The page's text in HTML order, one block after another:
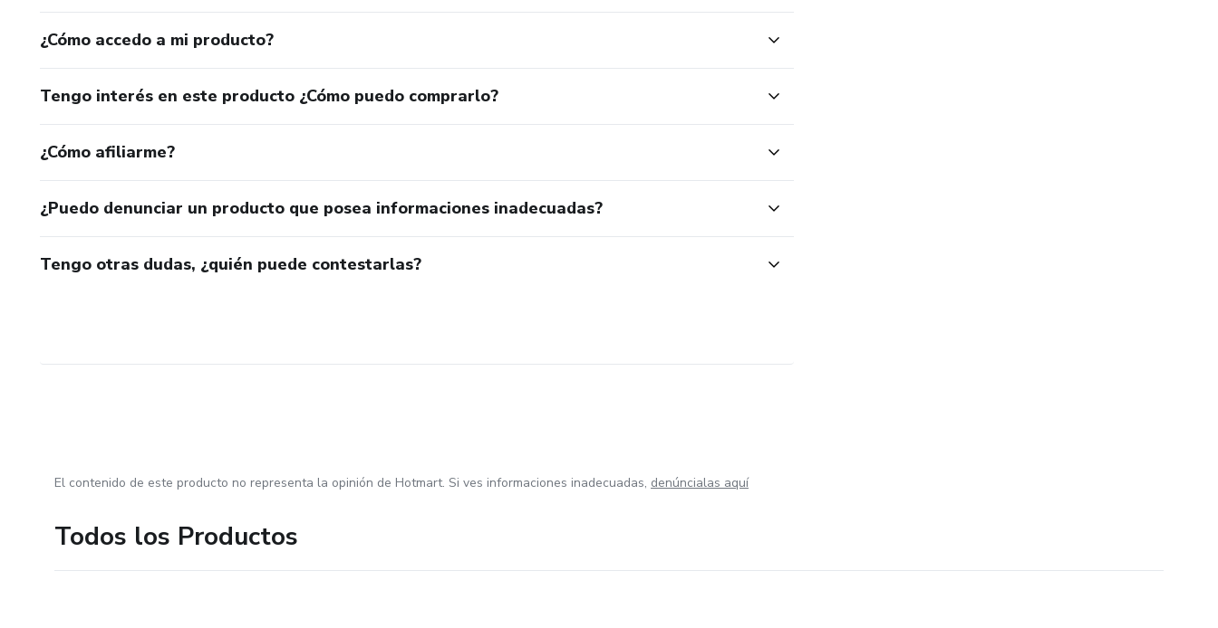
¿Cómo accedo a mi producto?
Tengo interés en este producto ¿Cómo puedo comprarlo?
¿Cómo afiliarme?
¿Puedo denunciar un producto que posea informaciones inadecuadas?
Tengo otras dudas, ¿quién puede contestarlas?
El contenido de este producto no representa la opinión de Hotmart. Si ves informaciones inadecuadas, denúncialas aquí
Todos los Productos